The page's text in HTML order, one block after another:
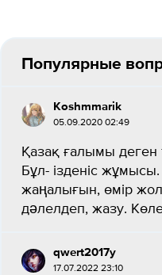
Популярные
Koshmmarik
05.09.2020 02:49
Қазақ ғалымы
Бұл- ізденіс
жаңалығын, өмір
дәлелдеп, жазу.
qwert2017y
17.07.2022 23:10